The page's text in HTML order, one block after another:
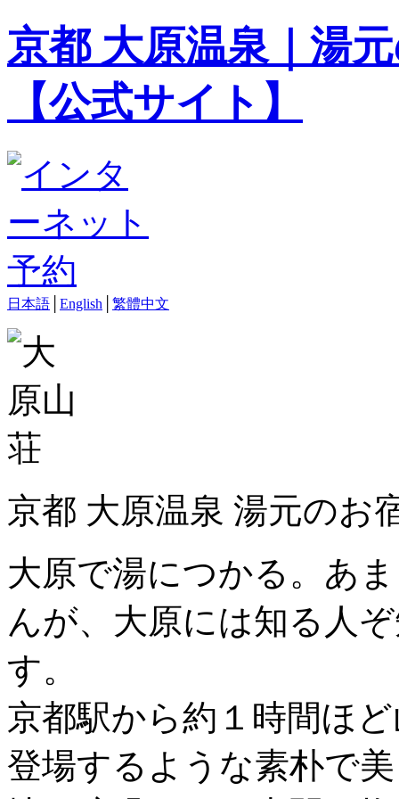
京都 大原温泉｜湯
【公式サイト】
日本語 English 繁體中文
京都 大原温泉 湯元の
大原で湯につかる。あ
んが、大原には知る人
す。
京都駅から約１時間ほ
登場するような素朴で